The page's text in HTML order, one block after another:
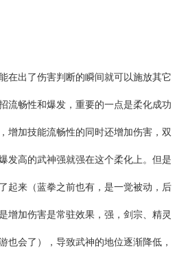
在出了伤害判断的瞬间就可以施放其它
流畅性和爆发，重要的一点是柔化成功
增加技能流畅性的同时还增加伤害，双
发高的武神强就强在这个柔化上。但是
起来（蓝拳之前也有，是一觉被动，后
增加伤害是常驻效果，强，剑宗、 精灵
也会了），导致武神的地位逐渐降低，